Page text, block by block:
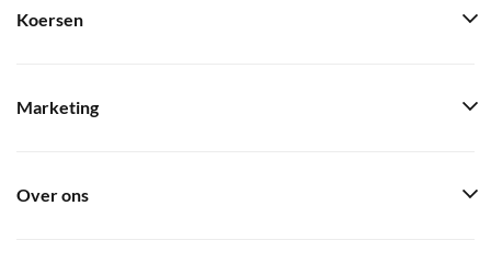
Koersen
Marketing
Over ons